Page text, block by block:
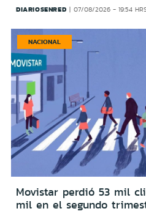
DIARIOSENRED 07/08/2026 - 19:54
NACIONAL
Movistar perdió 53 mil
mil en el segundo